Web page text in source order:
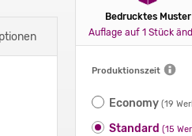
Bedrucktes Muster
Auflage auf 1 Stück
Produktionszeit
Economy (19
Standard (15